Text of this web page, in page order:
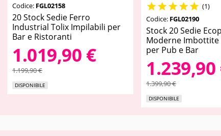
Codice: FGL02158
20 Stock Sedie Ferro
Industrial Tolix Impilabili per
Bar e Ristoranti
1.019,90 €
1.199,90 €
DISPONIBILE
 (1)
Codice: FGL02190
Stock 20 Sedie
Moderne
per Pub e Bar
1.239,90
1.399,90 €
DISPONIBILE